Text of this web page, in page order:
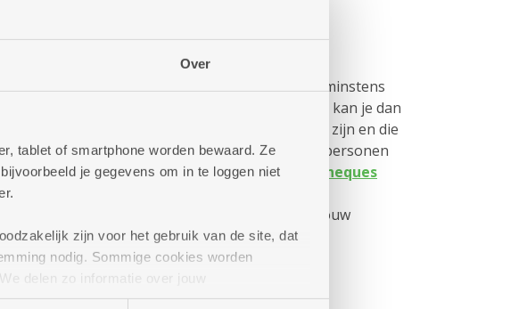
Over
tablet of smartphone worden bewaard. Ze
je gegevens om in te loggen niet
zijn voor het gebruik van de site, dat
nodig. Sommige cookies worden
delen zo informatie over jouw
analyse. Deze partners kunnen deze gegevens
taxi, op eender welk moment
en die van de Mobitwin reserveer je best minstens
dagen op voorhand. Voor een snellere oplossing, kan je dan
bellen. 65-plussers die (tijdelijk) minder mobiel zijn en die
op een verhoogde tegemoetkoming en personen
handicap kunnen bij de stad Antwerpen
taxicheques
Zo betaal je maar de helft van de rit. Het
helpt je graag met jouw